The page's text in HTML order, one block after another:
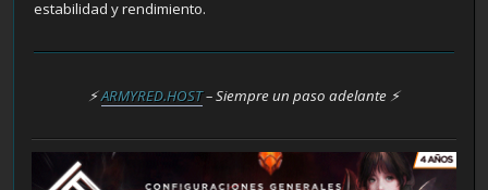
estabilidad y rendimiento.
⚡ARMYRED.HOST– Siempre un paso adelante ⚡